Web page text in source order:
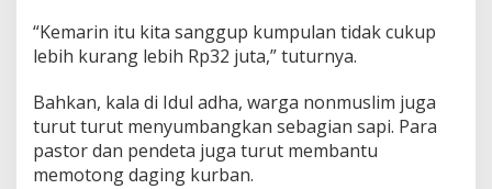
“Kemarin itu kita sanggup kumpulan tidak cukup
lebih kurang lebih Rp32 juta,” tuturnya.
Bahkan, kala di Idul adha, warga nonmuslim juga
turut turut menyumbangkan sebagian sapi. Para
pastor dan pendeta juga turut membantu
memotong daging kurban.